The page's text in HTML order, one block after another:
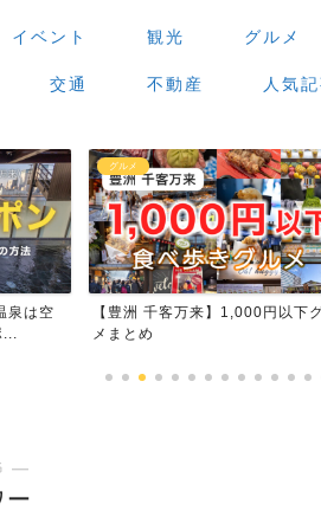
イベント 観光 グルメ
交通 不動産 人気
泉は空
グルメ
【豊洲 千客万来】1,000円以下
メまとめ
―
ー